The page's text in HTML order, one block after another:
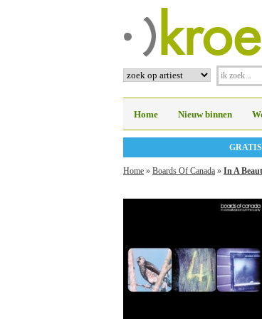
Home Nieuw binnen
Home » Boards Of Canada » In A